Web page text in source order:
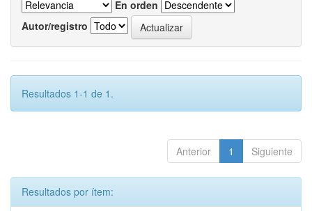
En orden
Autor/registro
Resultados 1-1 de 1.
Anterior 1 Siguiente
Resultados por ítem: